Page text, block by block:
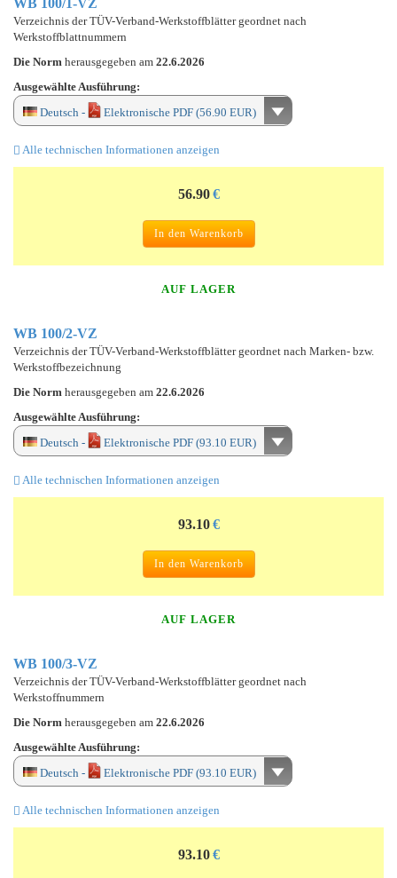
Verzeichnis der TÜV-Verband-Werkstoffblätter geordnet nach
Werkstoffblattnummern
Die Norm herausgegeben am 22.6.2026
Ausgewählte Ausführung:
Deutsch -
Elektronische PDF (56.90 EUR)
Alle technischen Informationen anzeigen
56.90 €
In den Warenkorb
AUF LAGER
WB 100/2-VZ
Verzeichnis der TÜV-Verband-Werkstoffblätter geordnet nach Marken- bzw.
Werkstoffbezeichnung
Die Norm herausgegeben am 22.6.2026
Ausgewählte Ausführung:
Deutsch -
Elektronische PDF (93.10 EUR)
Alle technischen Informationen anzeigen
93.10 €
In den Warenkorb
AUF LAGER
WB 100/3-VZ
Verzeichnis der TÜV-Verband-Werkstoffblätter geordnet nach
Werkstoffnummern
Die Norm herausgegeben am 22.6.2026
Ausgewählte Ausführung:
Deutsch -
Elektronische PDF (93.10 EUR)
Alle technischen Informationen anzeigen
93.10 €